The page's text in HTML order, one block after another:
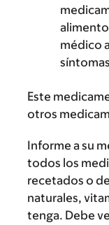
médico
Este
otros
Informe a su
todos los
recetados o
naturales,
tenga. Debe